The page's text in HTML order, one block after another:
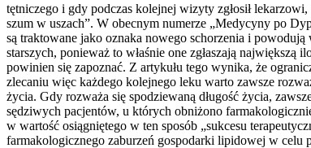
tętniczego i gdy podczas kolejnej wizyty zgłosił
szum w uszach”. W obecnym numerze „Medycyny po
są traktowane jako oznaka nowego schorzenia i
starszych, ponieważ to właśnie one zgłaszają
powinien się zapoznać. Z artykułu tego wynika, że
zlecaniu więc każdego kolejnego leku warto zawsze
życia. Gdy rozważa się spodziewaną długość życia,
sędziwych pacjentów, u których obniżono
w wartość osiągniętego w ten sposób „sukcesu
farmakologicznego zaburzeń gospodarki lipidowej w celu